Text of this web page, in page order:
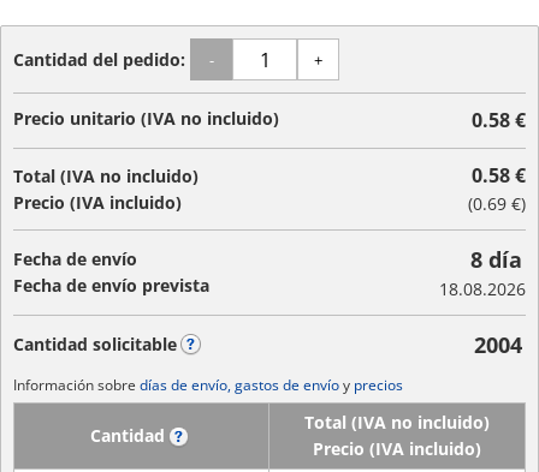
Cantidad del pedido: - +
Precio unitario (IVA no incluido) 0.58 €
Total (IVA no incluido)
Precio (IVA incluido)
0.58 €
(0.69 €)
Fecha de envío
Fecha de envío prevista
8 día
18.08.2026
Cantidad solicitable 2004
Información sobre días de envío, gastos de envíoy precios
Cantidad
Total (IVA no incluido)
Precio (IVA incluido)